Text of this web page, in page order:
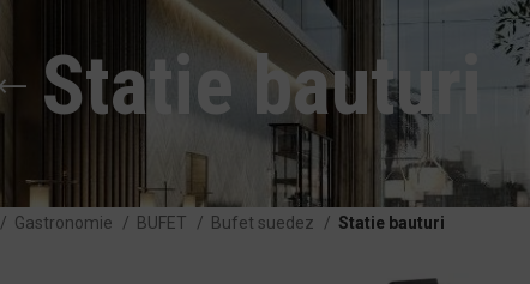
Statie bauturi
Gastronomie BUFET Bufet suedez Statie bauturi